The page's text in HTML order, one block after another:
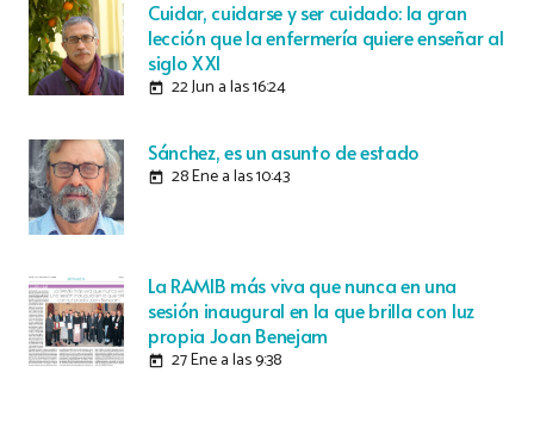
Cuidar, cuidarse y ser cuidado: la gran
lección que la enfermería quiere enseñar al
siglo XXI
today 22 Jun a las 16:24
Sánchez, es un asunto de estado
today 28 Ene a las 10:43
La RAMIB más viva que nunca en una
sesión inaugural en la que brilla con luz
propia Joan Benejam
today 27 Ene a las 9:38